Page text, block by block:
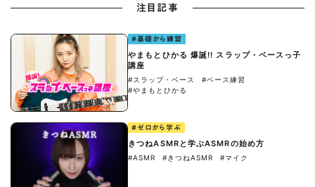
注目記事
#基礎から練習
やまもとひかる 爆誕!! スラップ・ベースっ子
講座
#スラップ・ベース
#ベース練習
#やまもとひかる
#ゼロから学ぶ
きつねASMRと学ぶASMRの始め方
#ASMR #きつねASMR #マイク